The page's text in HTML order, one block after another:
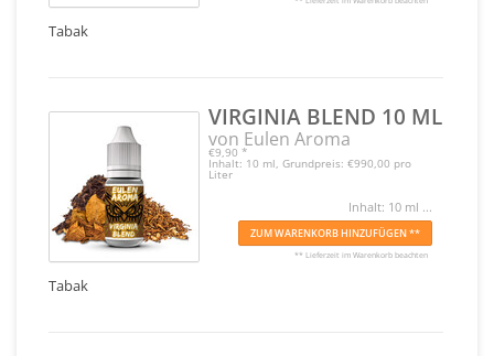
Tabak
VIRGINIA BLEND 10 ML
von Eulen Aroma
€9,90 *
Inhalt: 10 ml, Grundpreis: €990,00 pro
Liter
Inhalt: 10 ml ...
ZUM WARENKORB HINZUFÜGEN **
** Lieferzeit im Warenkorb beachten
Tabak